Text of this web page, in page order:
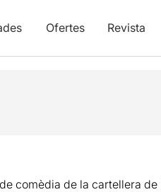
Ofertes Revista
comèdia de la cartellera de